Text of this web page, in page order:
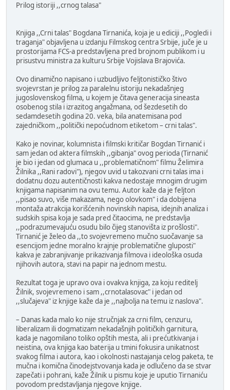
Prilog istoriji ,,crnog talasa"
Knjiga ,,Crni talas" Bogdana Tirnanića, koja je u ediciji ,,Pogledi i
traganja" objavljena u izdanju Filmskog centra Srbije, juče je u
prostorijama FCS-a predstavljena pred brojnom publikom i u
prisustvu ministra za kulturu Srbije Vojislava Brajovića.
Ovo dinamično napisano i uzbudljivo feljtonističko štivo
svojevrstan je prilog za paralelnu istoriju nekadašnjeg
jugoslovenskog filma, u kojem je čitava generacija sineasta
osobenog stila i izrazitog angažmana, od šezdesetih do
sedamdesetih godina 20. veka, bila anatemisana pod
zajedničkom ,,politički nepoćudnom etiketom – crni talas".
Kako je novinar, kolumnista i filmski kritičar Bogdan Tirnanić i
sam jedan od aktera filmskih ,,gibanja" ovog perioda (Tirnanić
je bio i jedan od glumaca u ,,problematičnom" filmu Želimira
Žilnika ,,Rani radovi"), njegov uvid u takozvani crni talas ima i
dodatnu dozu autentičnosti kakva nedostaje mnogim drugim
knjigama napisanim na ovu temu. Autor kaže da je feljton
,,pisao suvo, više makazama, nego olovkom" i da dobijena
montaža atrakcija korišćenih novinskih napisa, idejnih analiza i
sudskih spisa koja je sada pred čitaocima, ne predstavlja
,,podrazumevajuću osudu bilo čijeg stanovišta iz prošlosti".
Tirnanić je želeo da ,,to svojevremeno mučno suočavanje sa
esencijom jedne moralno krajnje problematične gluposti"
kakva je zabranjivanje prikazivanja filmova i ideološka osuda
njihovih autora, stavi na papir na jednom mestu.
Rezultat toga je upravo ova i ovakva knjiga, za koju reditelj
Žilnik, svojevremeno i sam ,,crnotalasovac" i jedan od
,,slučajeva" iz knjige kaže da je ,,najbolja na temu iz naslova".
– Danas kada malo ko nije stručnjak za crni film, cenzuru,
liberalizam ili dogmatizam nekadašnjih političkih garnitura,
kada je nagomilano toliko opštih mesta, ali i prećutkivanja i
neistina, ova knjiga kao baterija u tmini fokusira unikatnost
svakog filma i autora, kao i okolnosti nastajanja celog paketa, te
mučna i komična činodejstvovanja kada je odlučeno da se stvar
zapečati i pohrani, kaže Žilnik u pismu koje je uputio Tirnaniću
povodom predstavljanja njegove knjige.